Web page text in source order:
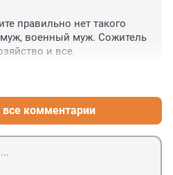
правильно нет такого
муж, военный муж. Сожитель
и все.
все комментарии